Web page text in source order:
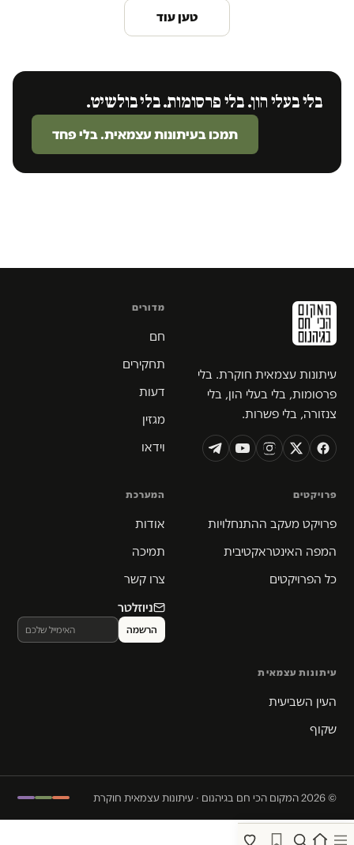
טען עוד
בלי בעלי הון. בלי פרסומות. בלי בולשיט.
תמכו בעיתונות עצמאית. בלי פחד
עיתונות עצמאית חוקרת. בלי
פרסומות, בלי בעלי הון, בלי
צנזורה, בלי פשרות.
מדורים
חם
תחקירים
דעות
מגזין
וידאו
פרויקטים
פרויקט מעקב ההתנחלויות
המפה האינטראקטיבית
כל הפרויקטים
המערכת
אודות
תמיכה
צרו קשר
ניוזלטר
עיתונות עצמאית
העין השביעית
שקוף
© 2026 המקום הכי חם בגיהנום · עיתונות עצמאית חוקרת